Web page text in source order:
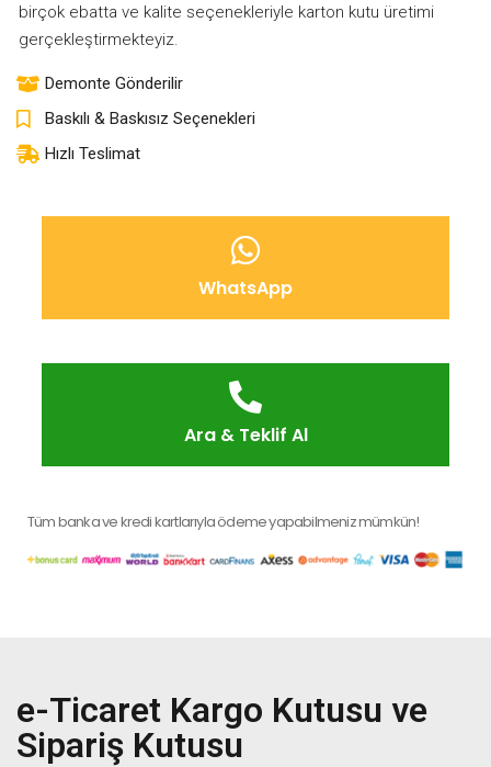
birçok ebatta ve kalite seçenekleriyle karton kutu üretimi
gerçekleştirmekteyiz.
Demonte Gönderilir
Baskılı & Baskısız Seçenekleri
Hızlı Teslimat
WhatsApp
Ara & Teklif Al
Tüm banka ve kredi kartlarıyla ödeme yapabilmeniz mümkün!
e-Ticaret Kargo Kutusu ve
Sipariş Kutusu